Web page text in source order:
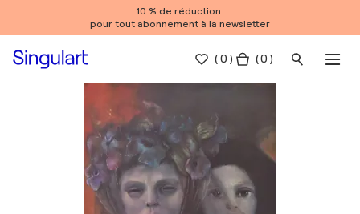
10 % de réduction
pour tout abonnement à la newsletter
(0 ) ( 0 )